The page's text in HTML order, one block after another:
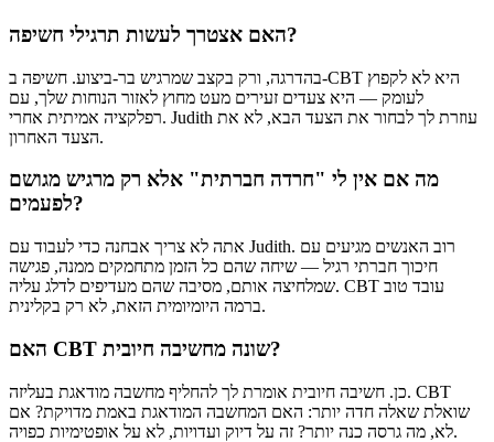
האם אצטרך לעשות תרגילי חשיפה?
בהדרגה, ורק בקצב שמרגיש בר-ביצוע. חשיפה ב-CBT היא לא לקפוץ
לעומק — היא צעדים זעירים מעט מחוץ לאזור הנוחות שלך, עם
רפלקציה אמיתית אחרי. Judith עוזרת לך לבחור את הצעד הבא, לא את
הצעד האחרון.
מה אם אין לי "חרדה חברתית" אלא רק מרגיש מגושם
לפעמים?
אתה לא צריך אבחנה כדי לעבוד עם Judith. רוב האנשים מגיעים עם
חיכוך חברתי רגיל — שיחה שהם כל הזמן מתחמקים ממנה, פגישה
שמלחיצה אותם, מסיבה שהם מעדיפים לדלג עליה. CBT עובד טוב
ברמה היומיומית הזאת, לא רק בקלינית.
האם CBT שונה מחשיבה חיובית?
כן. חשיבה חיובית אומרת לך להחליף מחשבה מודאגת בעליזה. CBT
שואלת שאלה חדה יותר: האם המחשבה המודאגת באמת מדויקת? אם
לא, מה גרסה כנה יותר? זה על דיוק ועדויות, לא על אופטימיות כפויה.